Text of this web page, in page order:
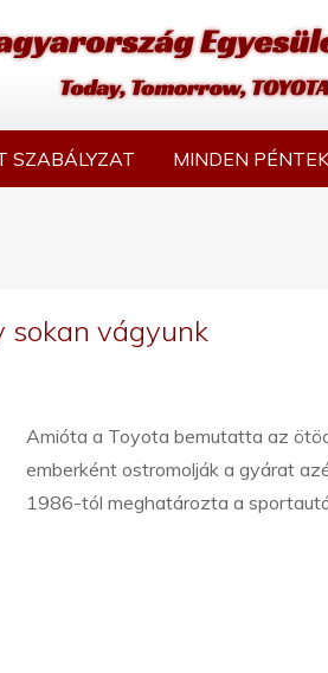
SZABÁLYZAT MINDEN
sokan vágyunk
Amióta a Toyota bemutatta az
emberként ostromolják a gyárat
1986-tól meghatározta a